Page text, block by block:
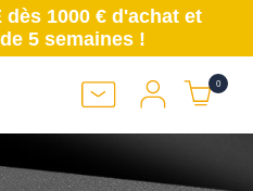
1000 € d'achat et
5 semaines !
0